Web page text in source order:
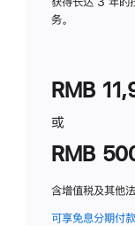
务。
RMB
或
RMB
含增值税及其他
可享免息分期付款